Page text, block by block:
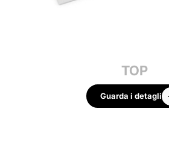
TOP
Guarda i detagli